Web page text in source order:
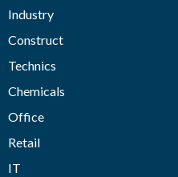
Industry
Construct
Technics
Chemicals
Office
Retail
IT